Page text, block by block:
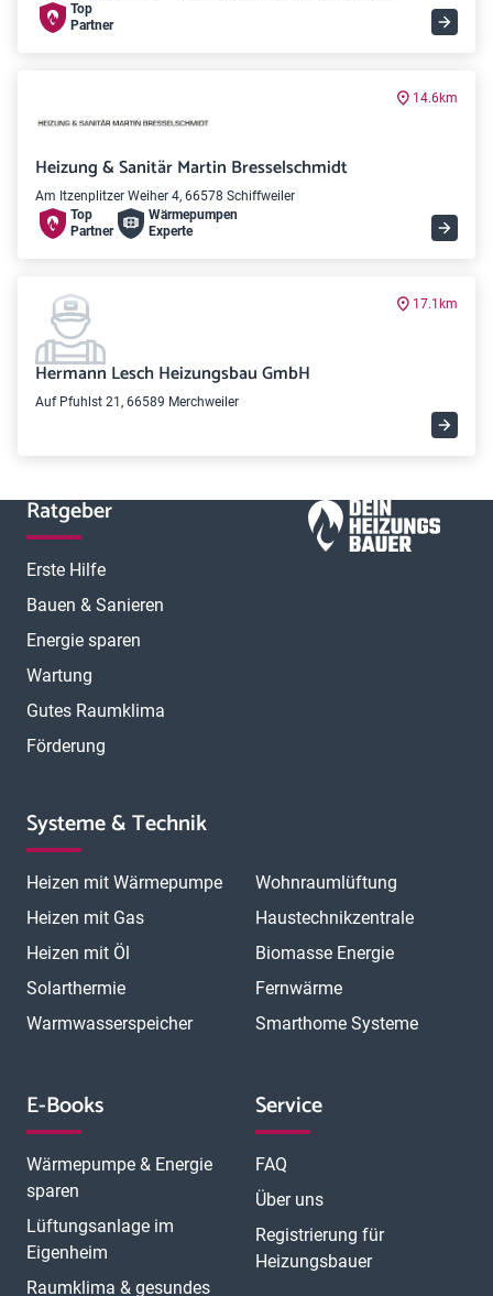
Top
Partner
14.6km
Heizung & Sanitär Martin Bresselschmidt
Am Itzenplitzer Weiher 4, 66578 Schiffweiler
Top
Partner
Wärme­pumpen
Experte
17.1km
Hermann Lesch Heizungsbau GmbH
Auf Pfuhlst 21, 66589 Merchweiler
Ratgeber
Erste Hilfe
Bauen & Sanieren
Energie sparen
Wartung
Gutes Raumklima
Förderung
Systeme & Technik
Heizen mit Wärmepumpe
Heizen mit Gas
Heizen mit Öl
Solarthermie
Warmwasserspeicher
Wohnraumlüftung
Haustechnikzentrale
Biomasse Energie
Fernwärme
Smarthome Systeme
E-Books
Wärmepumpe & Energie
sparen
Lüftungsanlage im
Eigenheim
Raumklima & gesundes
Service
FAQ
Über uns
Registrierung für
Heizungsbauer